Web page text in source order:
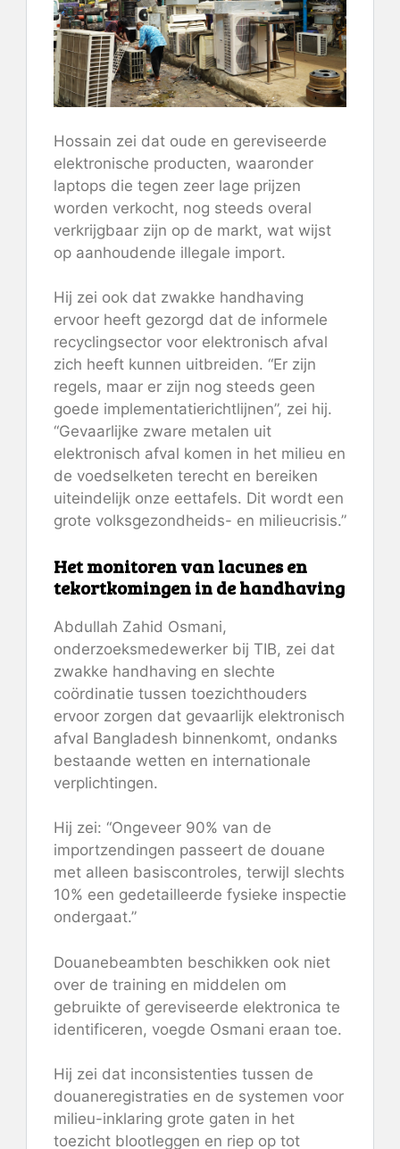
Hossain zei dat oude en gereviseerde
elektronische producten, waaronder
laptops die tegen zeer lage prijzen
worden verkocht, nog steeds overal
verkrijgbaar zijn op de markt, wat wijst
op aanhoudende illegale import.
Hij zei ook dat zwakke handhaving
ervoor heeft gezorgd dat de informele
recyclingsector voor elektronisch afval
zich heeft kunnen uitbreiden. “Er zijn
regels, maar er zijn nog steeds geen
goede implementatierichtlijnen”, zei hij.
“Gevaarlijke zware metalen uit
elektronisch afval komen in het milieu en
de voedselketen terecht en bereiken
uiteindelijk onze eettafels. Dit wordt een
grote volksgezondheids- en milieucrisis.”
Het monitoren van lacunes en
tekortkomingen in de handhaving
Abdullah Zahid Osmani,
onderzoeksmedewerker bij TIB, zei dat
zwakke handhaving en slechte
coördinatie tussen toezichthouders
ervoor zorgen dat gevaarlijk elektronisch
afval Bangladesh binnenkomt, ondanks
bestaande wetten en internationale
verplichtingen.
Hij zei: “Ongeveer 90% van de
importzendingen passeert de douane
met alleen basiscontroles, terwijl slechts
10% een gedetailleerde fysieke inspectie
ondergaat.”
Douanebeambten beschikken ook niet
over de training en middelen om
gebruikte of gereviseerde elektronica te
identificeren, voegde Osmani eraan toe.
Hij zei dat inconsistenties tussen de
douaneregistraties en de systemen voor
milieu-inklaring grote gaten in het
toezicht blootleggen en riep op tot